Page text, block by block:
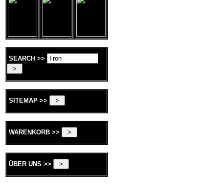
SEARCH >>
SITEMAP >>
WARENKORB >>
ÜBER UNS >>